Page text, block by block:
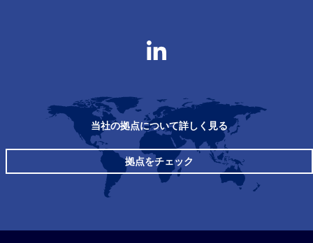
当社の拠点について詳しく見る
拠点をチェック